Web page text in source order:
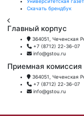
Скачать брендбук
Главный корпус
364051, Чеченская
+7 (8712) 22-36-07
info@gstou.ru
Приемная комиссия
364051, Чеченская
+7 (8712) 22-36-07
info@gstou.ru